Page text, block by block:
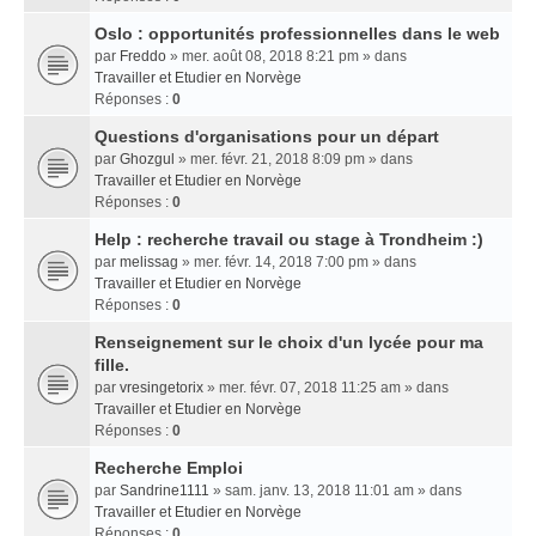
Oslo : opportunités professionnelles dans le web
par Freddo » mer. août 08, 2018 8:21 pm » dans
Travailler et Etudier en Norvège
Réponses : 0
Questions d'organisations pour un départ
par Ghozgul » mer. févr. 21, 2018 8:09 pm » dans
Travailler et Etudier en Norvège
Réponses : 0
Help : recherche travail ou stage à Trondheim :)
par melissag » mer. févr. 14, 2018 7:00 pm » dans
Travailler et Etudier en Norvège
Réponses : 0
Renseignement sur le choix d'un lycée pour ma
fille.
par vresingetorix » mer. févr. 07, 2018 11:25 am » dans
Travailler et Etudier en Norvège
Réponses : 0
Recherche Emploi
par Sandrine1111 » sam. janv. 13, 2018 11:01 am » dans
Travailler et Etudier en Norvège